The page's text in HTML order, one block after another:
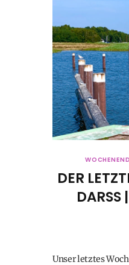
DER
DARSS
Unser letztes